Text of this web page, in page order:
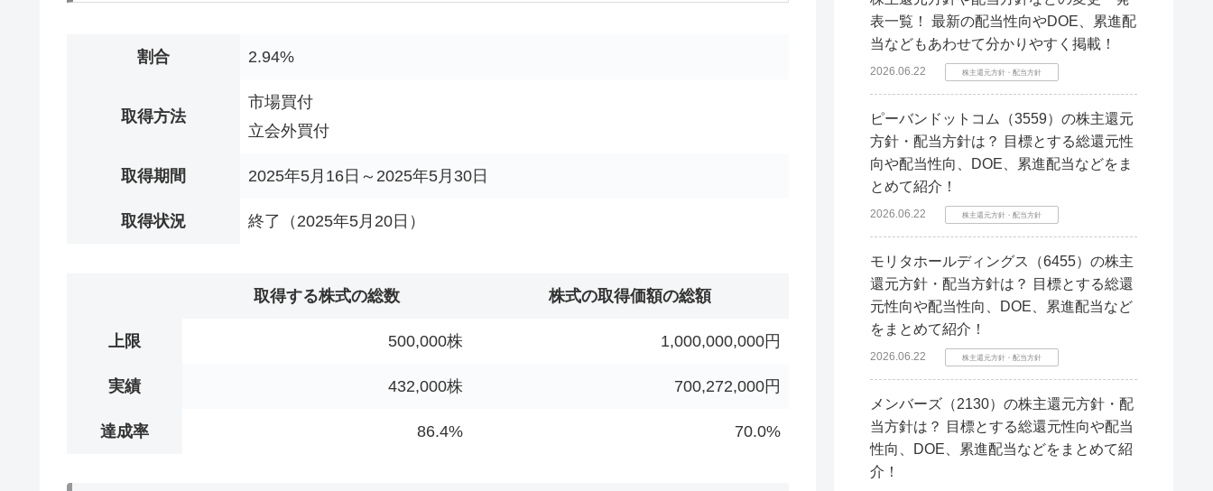
割合 2.94%
取得方法
市場買付
立会外買付
取得期間 2025年5月16日～2025年5月30日
取得状況 終了（2025年5月20日）
取得する株式の総数 株式の取得価額の総額
上限 500,000株 1,000,000,000円
実績 432,000株 700,272,000円
達成率 86.4% 70.0%
表一覧！ 最新の配当性向やDOE、累進配
当などもあわせて分かりやすく掲載！
2026.06.22 株主還元方針・配当方針
ピーバンドットコム（3559）の株主還元
方針・配当方針は？ 目標とする総還元性
向や配当性向、DOE、累進配当などをま
とめて紹介！
2026.06.22 株主還元方針・配当方針
モリタホールディングス（6455）の株主
還元方針・配当方針は？ 目標とする総還
元性向や配当性向、DOE、累進配当など
をまとめて紹介！
2026.06.22 株主還元方針・配当方針
メンバーズ（2130）の株主還元方針・配
当方針は？ 目標とする総還元性向や配当
性向、DOE、累進配当などをまとめて紹
介！